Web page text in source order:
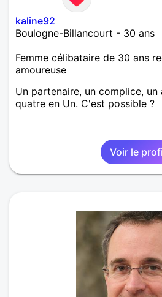
kaline92
Boulogne-Billancourt - 30 ans
Femme célibataire de 30 ans
amoureuse
Un partenaire, un complice, un
quatre en Un. C'est possible ?
Voir le